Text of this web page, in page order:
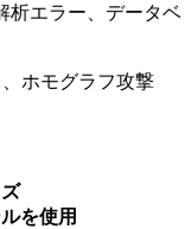
析エラー、データベ
ホモグラフ攻撃
を使用